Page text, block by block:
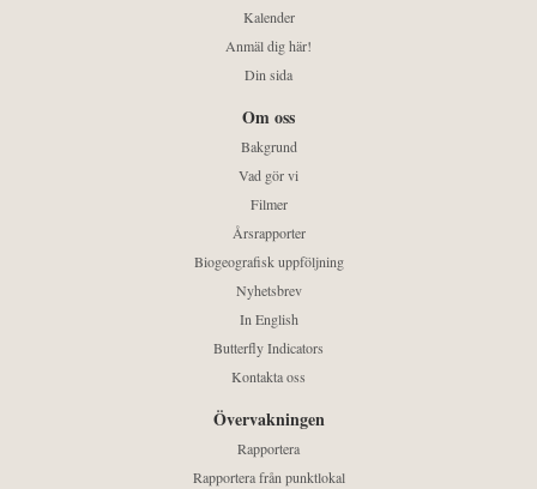
Kalender
Anmäl dig här!
Din sida
Om oss
Bakgrund
Vad gör vi
Filmer
Årsrapporter
Biogeografisk uppföljning
Nyhetsbrev
In English
Butterfly Indicators
Kontakta oss
Övervakningen
Rapportera
Rapportera från punktlokal